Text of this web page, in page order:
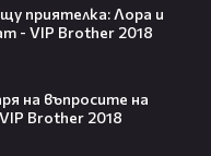
приятелка: Лора и
- VIP Brother 2018
на въпросите на
Brother 2018
Cast: "Правен съм